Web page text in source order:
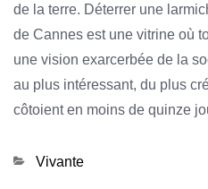
de la terre. Déterrer une
de Cannes est une vitrine où
une vision exarcerbée de la
au plus intéressant, du plus
côtoient en moins de quinze
Categories
Vivante